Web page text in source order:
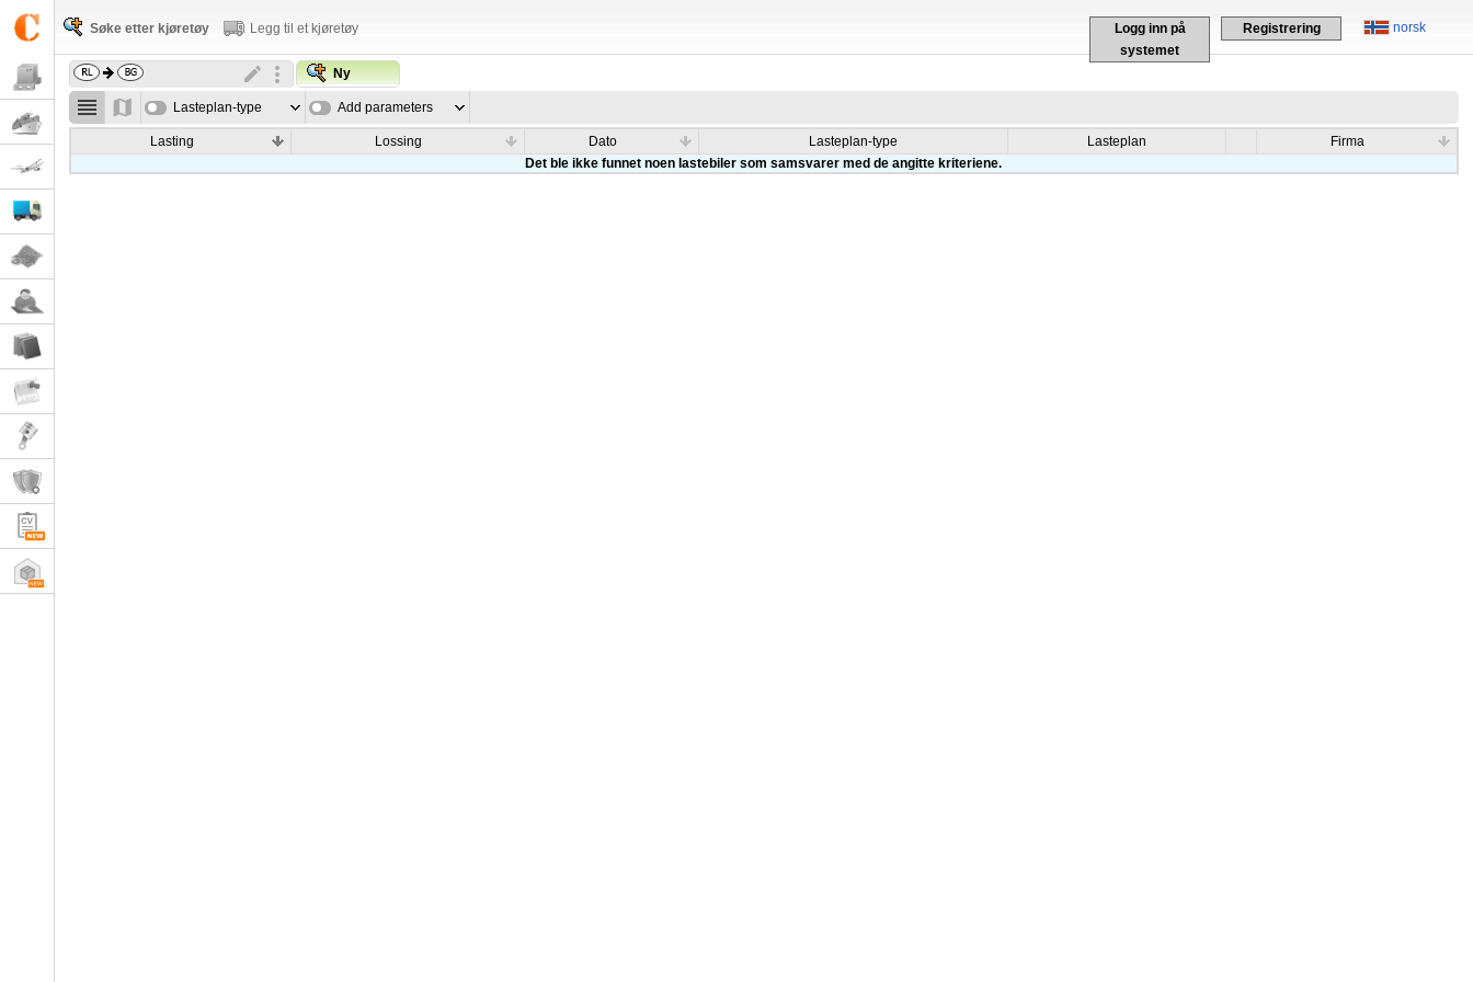
norsk
Logg inn på
systemet
Registrering
Søke etter kjøretøy Legg til et kjøretøy
Ny
Lasteplan-type Add parameters
Lasting Lossing Dato Lasteplan-type Lasteplan
Firma
Det ble ikke funnet noen lastebiler som samsvarer med de angitte kriteriene.